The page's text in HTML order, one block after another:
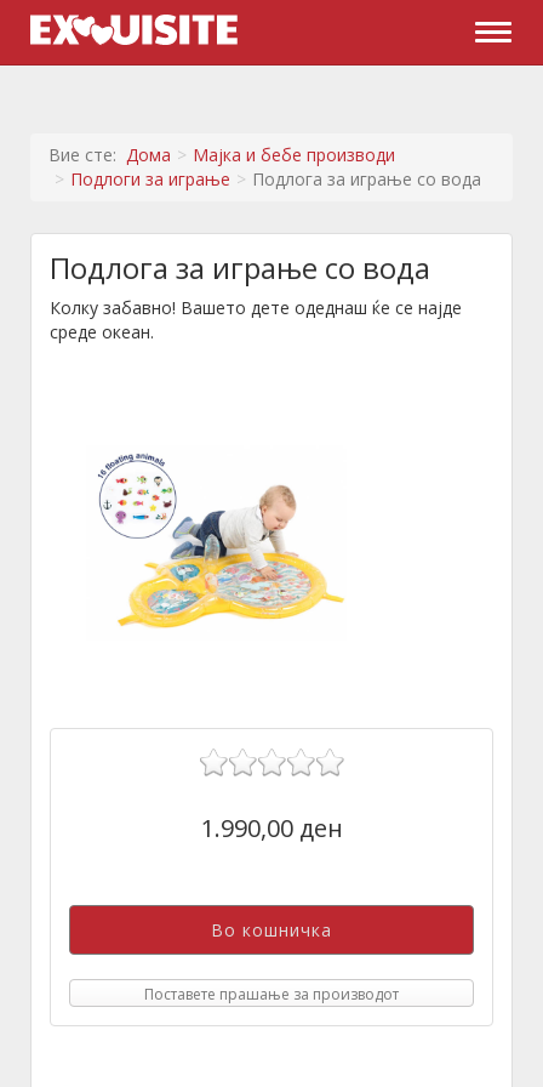
Вие сте: Дома
Мајка и бебе производи
Подлоги за играње
Подлога за играње со вода
Подлога за играње со вода
Колку забавно! Вашето дете одеднаш ќе се најде
среде океан.
1.990,00 ден
Поставете прашање за производот